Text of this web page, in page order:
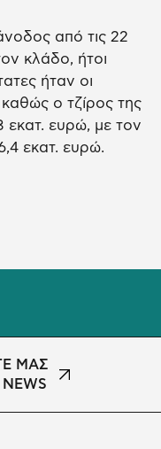
από τις 22
κλάδο, ήτοι
ήταν οι
ο τζίρος της
εκατ. ευρώ, με τον
εκατ. ευρώ.
ΜΑΣ